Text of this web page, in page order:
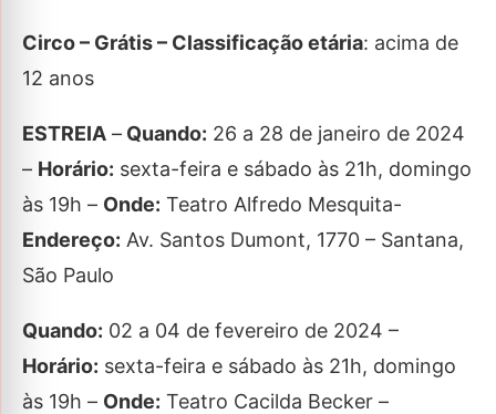
Circo – Grátis – Classificação etária: acima de
12 anos
ESTREIA – Quando: 26 a 28 de janeiro de 2024
– Horário: sexta-feira e sábado às 21h, domingo
às 19h – Onde: Teatro Alfredo Mesquita-
Endereço: Av. Santos Dumont, 1770 – Santana,
São Paulo
Quando: 02 a 04 de fevereiro de 2024 –
Horário: sexta-feira e sábado às 21h, domingo
às 19h – Onde: Teatro Cacilda Becker –